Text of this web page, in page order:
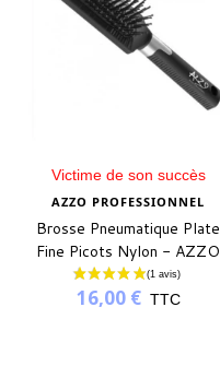
Victime de son succès
AZZO PROFESSIONNEL
Brosse Pneumatique Plate
Fine Picots Nylon - AZZO
PROFESSIONNEL
16,00 € TTC